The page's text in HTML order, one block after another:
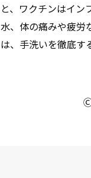
と、ワクチンはイ
水、体の痛みや疲労
は、手洗いを徹底す